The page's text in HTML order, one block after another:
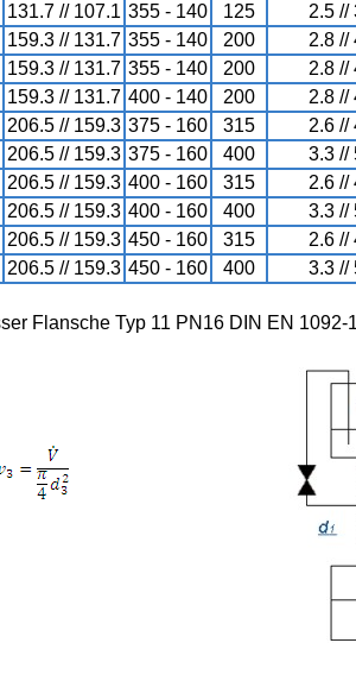
131.7 // 107.1 355 - 140 125 2.5 //
159.3 // 131.7 355 - 140 200 2.8 //
159.3 // 131.7 355 - 140 200 2.8 //
159.3 // 131.7 400 - 140 200 2.8 //
206.5 // 159.3 375 - 160 315 2.6 //
206.5 // 159.3 375 - 160 400 3.3 //
206.5 // 159.3 400 - 160 315 2.6 //
206.5 // 159.3 400 - 160 400 3.3 //
206.5 // 159.3 450 - 160 315 2.6 //
206.5 // 159.3 450 - 160 400 3.3 //
Flansche Typ 11 PN16 DIN EN 1092-